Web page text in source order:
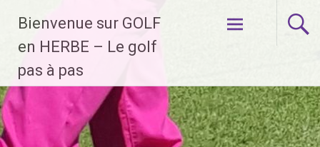
contenu
Bienvenue sur GOLF
en HERBE – Le golf
pas à pas